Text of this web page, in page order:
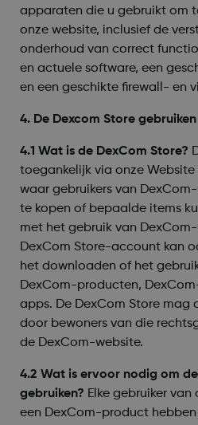
apparaten die u gebruikt om
onze website, inclusief de
onderhoud van correct
en actuele software, een
en een geschikte firewall- en
4. De Dexcom Store gebruiken
4.1 Wat is de DexCom Store?
toegankelijk via onze Website
waar gebruikers van
te kopen of bepaalde items
met het gebruik van
DexCom Store-account kan
het downloaden of het
DexCom-producten,
apps. De DexCom Store mag
door bewoners van die
de DexCom-website.
4.2 Wat is ervoor nodig om
gebruiken? Elke gebruiker
een DexCom-product